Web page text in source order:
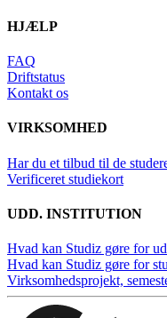
HJÆLP
FAQ
Driftstatus
Kontakt os
VIRKSOMHED
Har du et tilbud til de
Verificeret studiekort
UDD. INSTITUTION
Hvad kan Studiz gøre for
Hvad kan Studiz gøre for
Virksomhedsprojekt,